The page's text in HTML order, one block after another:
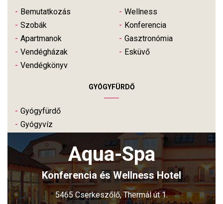
Bemutatkozás
Szobák
Apartmanok
Vendégházak
Vendégkönyv
Wellness
Konferencia
Gasztronómia
Esküvő
GYÓGYFÜRDŐ
Gyógyfürdő
Gyógyvíz
Aqua-Spa
Konferencia és Wellness Hotel
5465 Cserkeszőlő, Thermál út 1.